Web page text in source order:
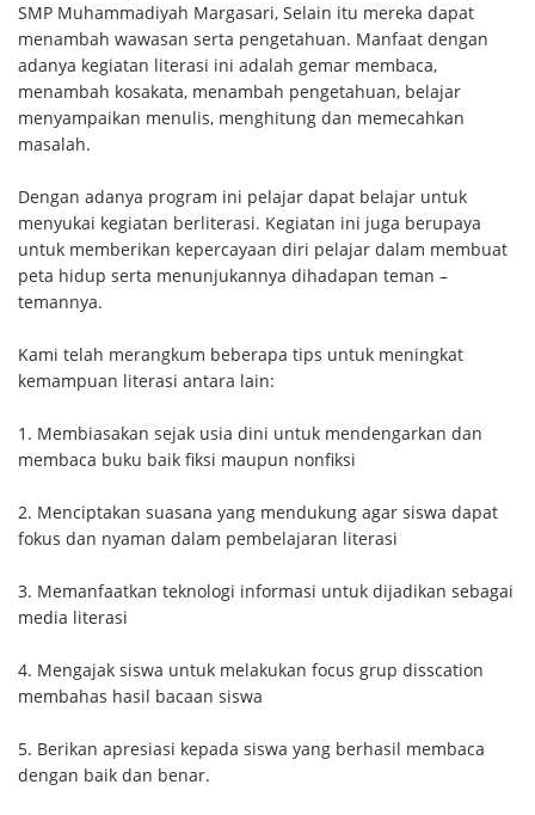
SMP Muhammadiyah Margasari, Selain itu mereka dapat
menambah wawasan serta pengetahuan. Manfaat dengan
adanya kegiatan literasi ini adalah gemar membaca,
menambah kosakata, menambah pengetahuan, belajar
menyampaikan menulis, menghitung dan memecahkan
masalah.
Dengan adanya program ini pelajar dapat belajar untuk
menyukai kegiatan berliterasi. Kegiatan ini juga berupaya
untuk memberikan kepercayaan diri pelajar dalam membuat
peta hidup serta menunjukannya dihadapan teman –
temannya.
Kami telah merangkum beberapa tips untuk meningkat
kemampuan literasi antara lain:
1. Membiasakan sejak usia dini untuk mendengarkan dan
membaca buku baik fiksi maupun nonfiksi
2. Menciptakan suasana yang mendukung agar siswa dapat
fokus dan nyaman dalam pembelajaran literasi
3. Memanfaatkan teknologi informasi untuk dijadikan sebagai
media literasi
4. Mengajak siswa untuk melakukan focus grup disscation
membahas hasil bacaan siswa
5. Berikan apresiasi kepada siswa yang berhasil membaca
dengan baik dan benar.